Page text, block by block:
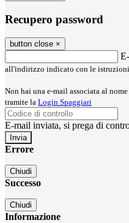
Recupero password
button close ×
all'indirizzo indicato con le istruzioni
Non hai una e-mail associata al
tramite la Login Spaggiari
E-mail inviata, si prega di
Errore
Chiudi
Successo
Chiudi
Informazione